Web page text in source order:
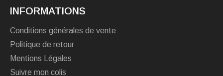
INFORMATIONS
Conditions générales de vente
Politique de retour
Mentions Légales
Suivre mon colis